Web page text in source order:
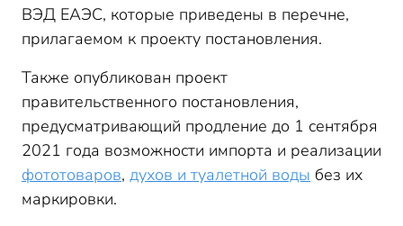
ВЭД ЕАЭС, которые приведены в перечне,
прилагаемом к проекту постановления.
Также опубликован проект
правительственного постановления,
предусматривающий продление до 1 сентября
2021 года возможности импорта и реализации
фототоваров, духов и туалетной воды без их
маркировки.